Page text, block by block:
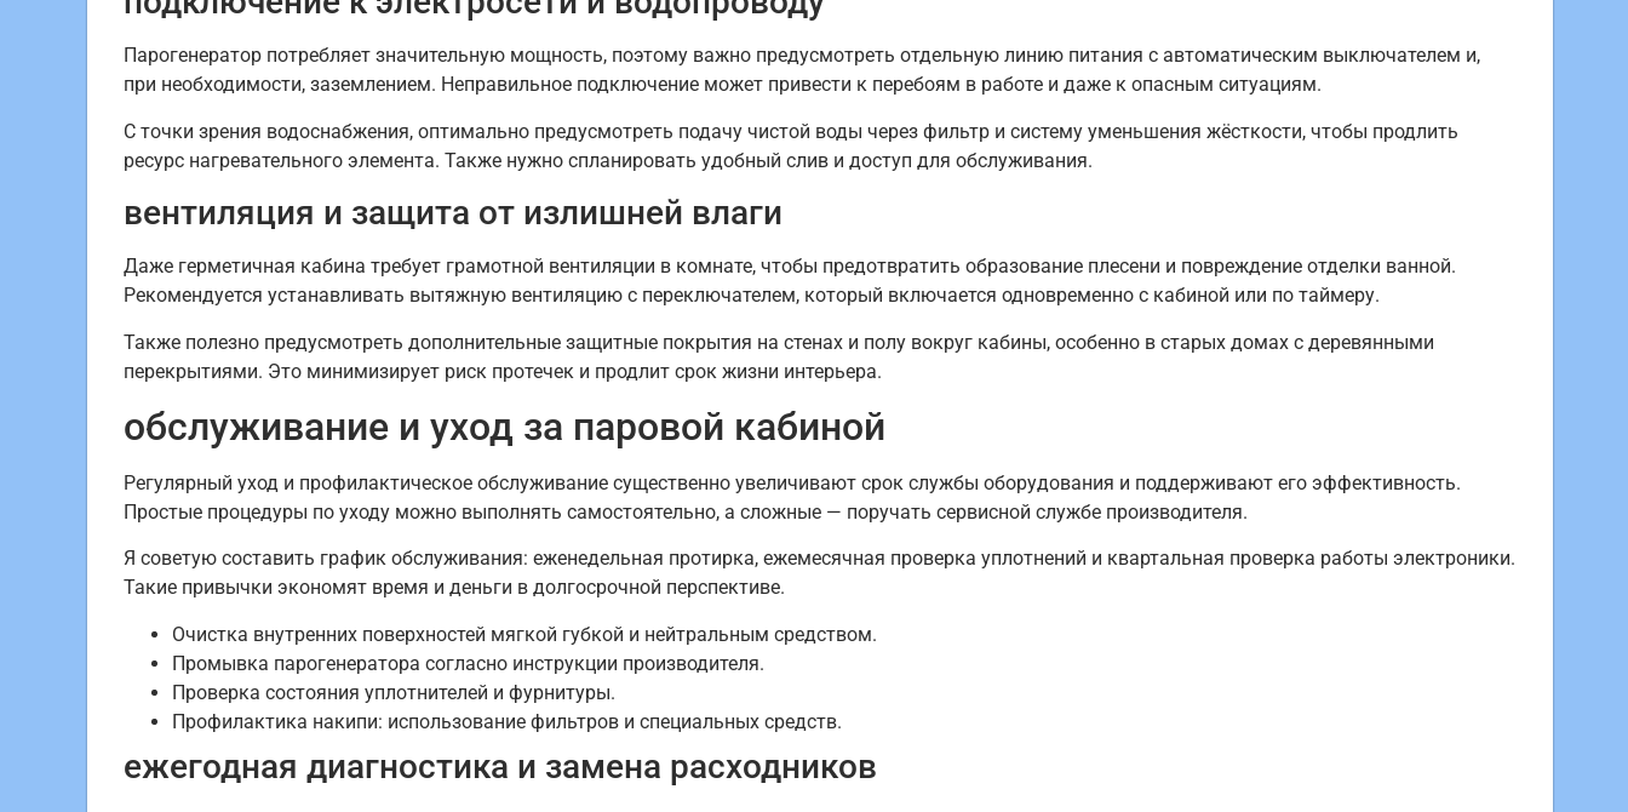
Парогенератор потребляет значительную мощность, поэтому важно предусмотреть отдельную линию питания с автоматическим выключателем и,
при необходимости, заземлением. Неправильное подключение может привести к перебоям в работе и даже к опасным ситуациям.
С точки зрения водоснабжения, оптимально предусмотреть подачу чистой воды через фильтр и систему уменьшения жёсткости, чтобы продлить
ресурс нагревательного элемента. Также нужно спланировать удобный слив и доступ для обслуживания.
вентиляция и защита от излишней влаги
Даже герметичная кабина требует грамотной вентиляции в комнате, чтобы предотвратить образование плесени и повреждение отделки ванной.
Рекомендуется устанавливать вытяжную вентиляцию с переключателем, который включается одновременно с кабиной или по таймеру.
Также полезно предусмотреть дополнительные защитные покрытия на стенах и полу вокруг кабины, особенно в старых домах с деревянными
перекрытиями. Это минимизирует риск протечек и продлит срок жизни интерьера.
обслуживание и уход за паровой кабиной
Регулярный уход и профилактическое обслуживание существенно увеличивают срок службы оборудования и поддерживают его эффективность.
Простые процедуры по уходу можно выполнять самостоятельно, а сложные — поручать сервисной службе производителя.
Я советую составить график обслуживания: еженедельная протирка, ежемесячная проверка уплотнений и квартальная проверка работы электроники.
Такие привычки экономят время и деньги в долгосрочной перспективе.
Очистка внутренних поверхностей мягкой губкой и нейтральным средством.
Промывка парогенератора согласно инструкции производителя.
Проверка состояния уплотнителей и фурнитуры.
Профилактика накипи: использование фильтров и специальных средств.
ежегодная диагностика и замена расходников